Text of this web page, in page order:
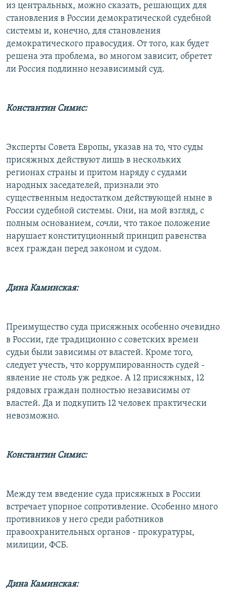
из центральных, можно сказать, решающих для
становления в России демократической судебной
системы и, конечно, для становления
демократического правосудия. От того, как будет
решена эта проблема, во многом зависит, обретет
ли Россия подлинно независимый суд.
Константин Симис:
Эксперты Совета Европы, указав на то, что суды
присяжных действуют лишь в нескольких
регионах страны и притом наряду с судами
народных заседателей, признали это
существенным недостатком действующей ныне в
России судебной системы. Они, на мой взгляд, с
полным основанием, сочли, что такое положение
нарушает конституционный принцип равенства
всех граждан перед законом и судом.
Дина Каминская:
Преимущество суда присяжных особенно очевидно
в России, где традиционно с советских времен
судьи были зависимы от властей. Кроме того,
следует учесть, что коррумпированность судей -
явление не столь уж редкое. А 12 присяжных, 12
рядовых граждан полностью независимы от
властей. Да и подкупить 12 человек практически
невозможно.
Константин Симис:
Между тем введение суда присяжных в России
встречает упорное сопротивление. Особенно много
противников у него среди работников
правоохранительных органов - прокуратуры,
милиции, ФСБ.
Дина Каминская: